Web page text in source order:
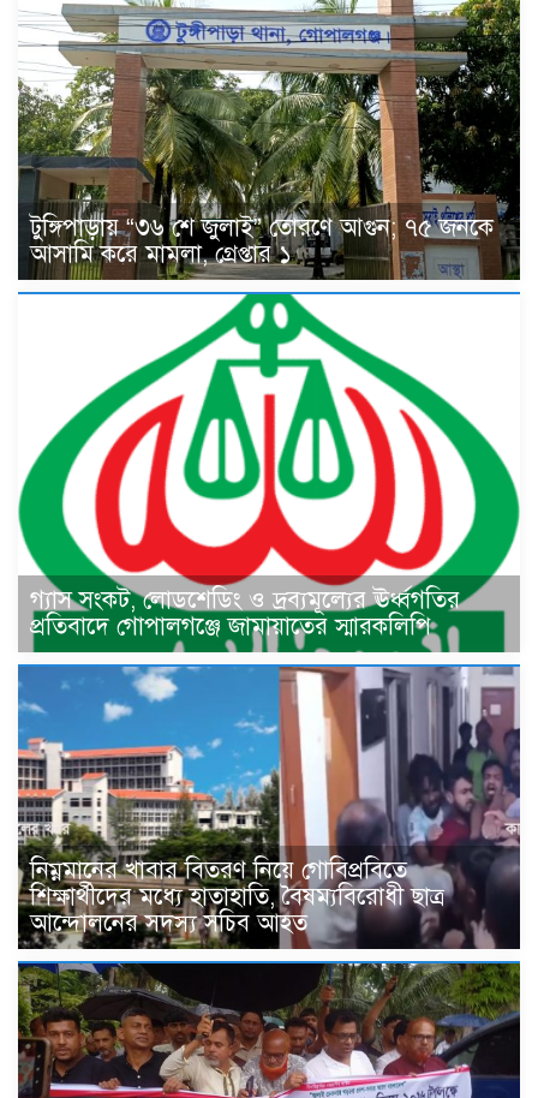
টুঙ্গিপাড়ায় “৩৬ শে জুলাই” তোরণে আগুন; ৭৫ জনকে
আসামি করে মামলা, গ্রেপ্তার ১
গ্যাস সংকট, লোডশেডিং ও দ্রব্যমূল্যের ঊর্ধ্বগতির
প্রতিবাদে গোপালগঞ্জে জামায়াতের স্মারকলিপি
নিম্নমানের খাবার বিতরণ নিয়ে গোবিপ্রবিতে
শিক্ষার্থীদের মধ্যে হাতাহাতি, বৈষম্যবিরোধী ছাত্র
আন্দোলনের সদস্য সচিব আহত